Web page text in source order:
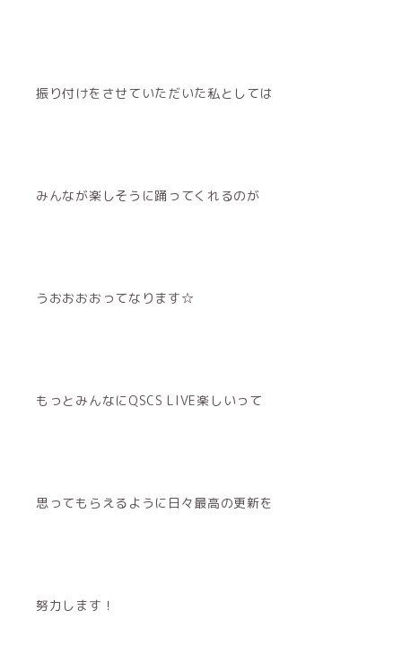
振り付けをさせていただいた私としては
みんなが楽しそうに踊ってくれるのが
うおおおおってなります☆
もっとみんなにQSCS LIVE楽しいって
思ってもらえるように日々最高の更新を
努力します！